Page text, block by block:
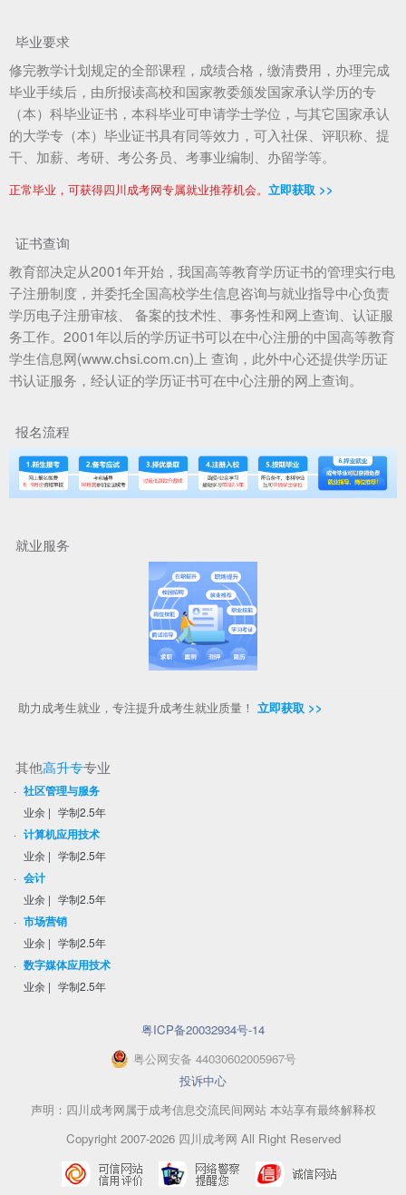
毕业要求
修完教学计划规定的全部课程，成绩合格，缴清费用，办理完成
毕业手续后，由所报读高校和国家教委颁发国家承认学历的专
（本）科毕业证书，本科毕业可申请学士学位，与其它国家承认
的大学专（本）毕业证书具有同等效力，可入社保、评职称、提
干、加薪、考研、考公务员、考事业编制、办留学等。
正常毕业，可获得四川成考网专属就业推荐机会。 立即获取 >>
证书查询
教育部决定从2001年开始，我国高等教育学历证书的管理实行电
子注册制度，并委托全国高校学生信息咨询与就业指导中心负责
学历电子注册审核、 备案的技术性、事务性和网上查询、认证服
务工作。2001年以后的学历证书可以在中心注册的中国高等教育
学生信息网(www.chsi.com.cn)上 查询，此外中心还提供学历证
书认证服务，经认证的学历证书可在中心注册的网上查询。
报名流程
就业服务
助力成考生就业，专注提升成考生就业质量！ 立即获取 >>
其他高升专专业
· 社区管理与服务
业余 | 学制2.5年
· 计算机应用技术
业余 | 学制2.5年
· 会计
业余 | 学制2.5年
· 市场营销
业余 | 学制2.5年
· 数字媒体应用技术
业余 | 学制2.5年
粤ICP备20032934号-14
粤公网安备 44030602005967号
投诉中心
声明：四川成考网属于成考信息交流民间网站 本站享有最终解释权
Copyright 2007-2026 四川成考网 All Right Reserved